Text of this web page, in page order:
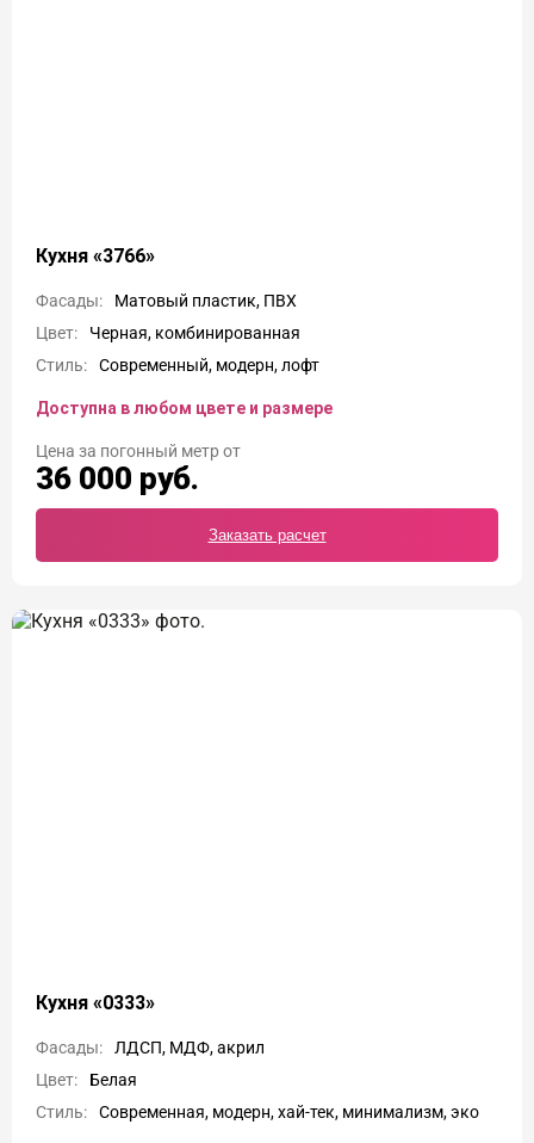
Кухня «3766»
Фасады:
Матовый пластик, ПВХ
Цвет:
Черная, комбинированная
Стиль:
Современный, модерн, лофт
Доступна в любом цвете и размере
Цена
36 000 руб.
Заказать расчет
Кухня «0333»
Фасады:
ЛДСП, МДФ, акрил
Цвет:
Белая
Стиль:
Современная, модерн, хай-тек, минимализм, эко